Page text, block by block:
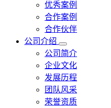
优秀案例
合作案例
合作伙伴
公司介绍
公司简介
企业文化
发展历程
团队风采
荣誉资质